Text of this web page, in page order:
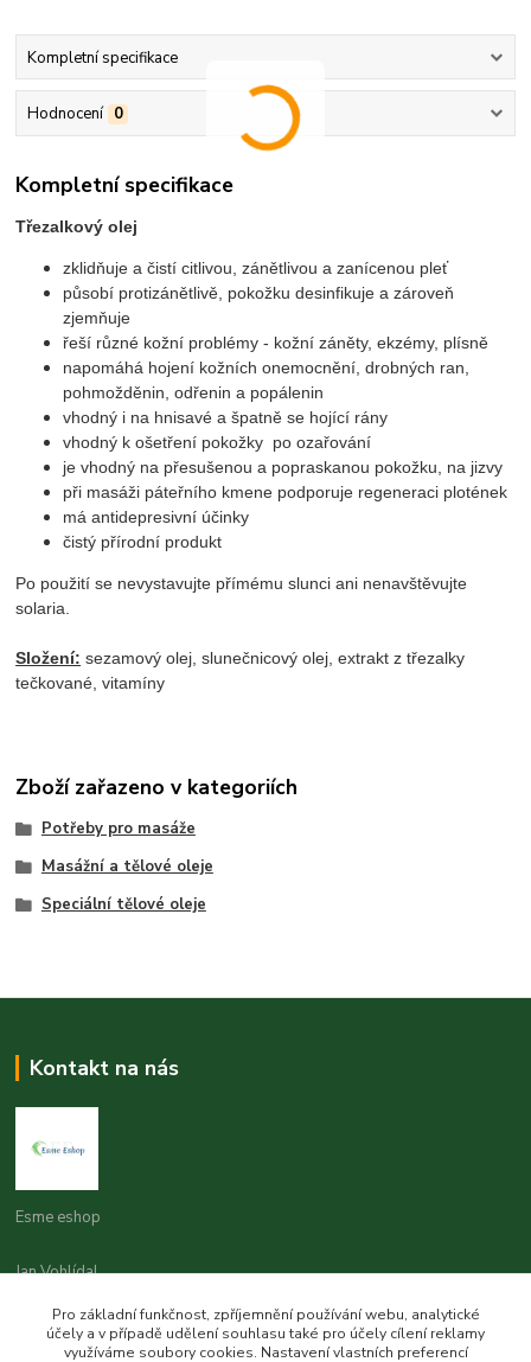
Kompletní specifikace
Hodnocení 0
Kompletní specifikace
Třezalkový olej
zklidňuje a čistí citlivou, zánětlivou a zanícenou pleť
působí protizánětlivě, pokožku desinfikuje a zároveň
zjemňuje
řeší různé kožní problémy - kožní záněty, ekzémy, plísně
napomáhá hojení kožních onemocnění, drobných ran,
pohmožděnin, odřenin a popálenin
vhodný i na hnisavé a špatně se hojící rány
vhodný k ošetření pokožky po ozařování
je vhodný na přesušenou a popraskanou pokožku, na jizvy
při masáži páteřního kmene podporuje regeneraci plotének
má antidepresivní účinky
čistý přírodní produkt
Po použití se nevystavujte přímému slunci ani nenavštěvujte
solaria.
Složení: sezamový olej, slunečnicový olej, extrakt z třezalky
tečkované, vitamíny
Zboží zařazeno v kategoriích
Potřeby pro masáže
Masážní a tělové oleje
Speciální tělové oleje
Kontakt na nás
Esme eshop
Jan Vohlídal
8,00 - 20,00
Pro základní funkčnost, zpříjemnění používání webu, analytické
účely a v případě udělení souhlasu také pro účely cílení reklamy
využíváme soubory cookies. Nastavení vlastních preferencí